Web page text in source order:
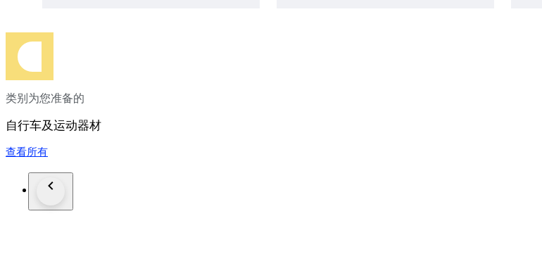
类别为您准备的
自行车及运动器材
查看所有